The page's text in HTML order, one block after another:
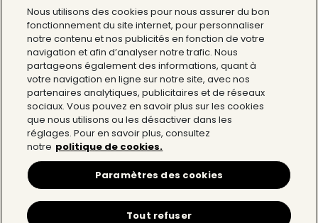
Tain l’Hermitage
Tél : 04 75 09 27 27
La Cité du Chocolat
L’univers Valrhona
Aide
Mentions légales & CGV
Accessibilité
Nous utilisons des cookies pour nous assurer du bon
fonctionnement du site internet, pour personnaliser
notre contenu et nos publicités en fonction de votre
navigation et afin d’analyser notre trafic. Nous
partageons également des informations, quant à
votre navigation en ligne sur notre site, avec nos
partenaires analytiques, publicitaires et de réseaux
sociaux. Vous pouvez en savoir plus sur les cookies
que nous utilisons ou les désactiver dans les
réglages. Pour en savoir plus, consultez
notre politique de cookies.
Paramètres des cookies
Tout refuser